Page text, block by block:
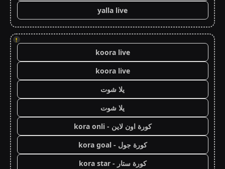
yalla live
!
koora live
koora live
يلا شوت
يلا شوت
كورة اون لاين - kora onli
كورة جول - kora goal
كورة ستار - kora star